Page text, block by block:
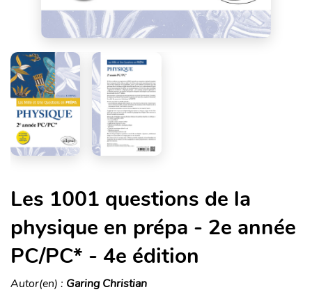
Les 1001 questions de la
physique en prépa - 2e année
PC/PC* - 4e édition
Autor(en) : Garing Christian